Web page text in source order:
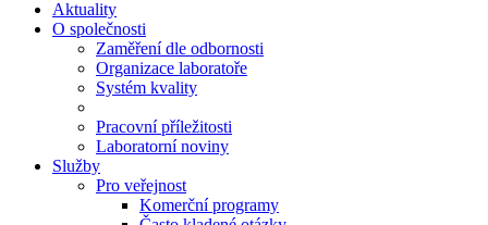
Aktuality
O společnosti
Zaměření dle odbornosti
Organizace laboratoře
Systém kvality
Pracovní příležitosti
Laboratorní noviny
Služby
Pro veřejnost
Komerční programy